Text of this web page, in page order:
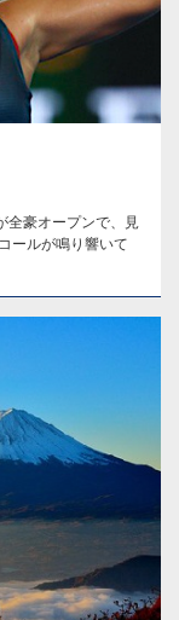
全豪オープンで、見
ールが鳴り響いて